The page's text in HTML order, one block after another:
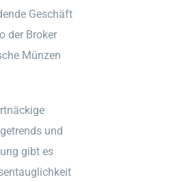
Geschäft
der Broker
Münzen
und
gibt es